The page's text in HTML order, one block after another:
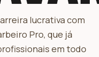
lucrativa com
Pro, que já
em todo